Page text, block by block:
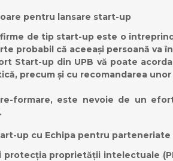
pentru lansare start-up
de tip start-up este o
probabil că aceeași persoană va
Start-up din UPB vă poate
precum și cu recomandarea
formare, este nevoie de un
up cu Echipa pentru parteneriate
protecția proprietății intelectuale